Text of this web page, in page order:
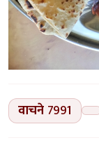
वाचने 7991